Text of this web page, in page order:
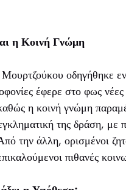
η Κοινή Γνώμη
οδηγήθηκε
έφερε στο φως
η κοινή γνώμη
της δράση,
την άλλη, ορισμένοι
πιθανές